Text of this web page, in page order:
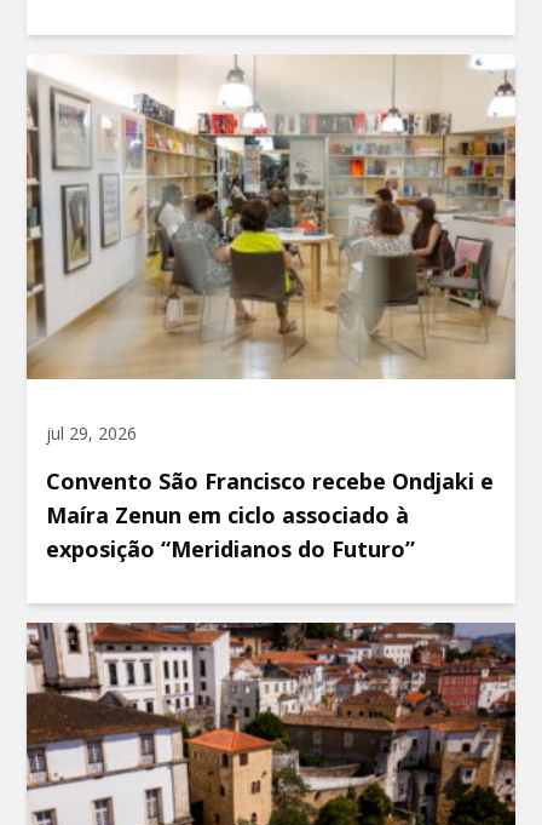
jul 29, 2026
Convento São Francisco recebe Ondjaki e
Maíra Zenun em ciclo associado à
exposição “Meridianos do Futuro”